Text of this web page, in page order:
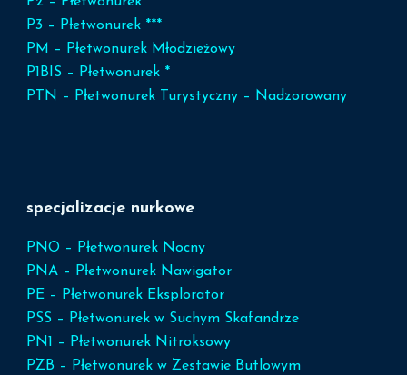
P3 – Płetwonurek ***
PM – Płetwonurek Młodzieżowy
P1BIS – Płetwonurek *
PTN – Płetwonurek Turystyczny – Nadzorowany
specjalizacje nurkowe
PNO – Płetwonurek Nocny
PNA – Płetwonurek Nawigator
PE – Płetwonurek Eksplorator
PSS – Płetwonurek w Suchym Skafandrze
PN1 – Płetwonurek Nitroksowy
PZB – Płetwonurek w Zestawie Butlowym